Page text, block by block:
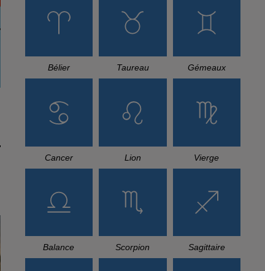
Bélier Taureau Gémeaux
Cancer Lion Vierge
Balance Scorpion Sagittaire